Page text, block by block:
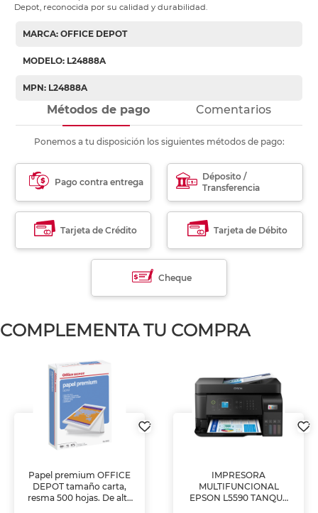
Depot, reconocida por su calidad y durabilidad.
MARCA: OFFICE DEPOT
MODELO: L24888A
MPN: L24888A
Métodos de pago Comentarios
Ponemos a tu disposición los siguientes métodos de pago:
Pago contra entrega
Déposito /
Transferencia
Tarjeta de Crédito Tarjeta de Débito
Cheque
COMPLEMENTA TU COMPRA
Papel premium OFFICE
DEPOT tamaño carta,
resma 500 hojas. De alta
IMPRESORA
MULTIFUNCIONAL
EPSON L5590 TANQUE